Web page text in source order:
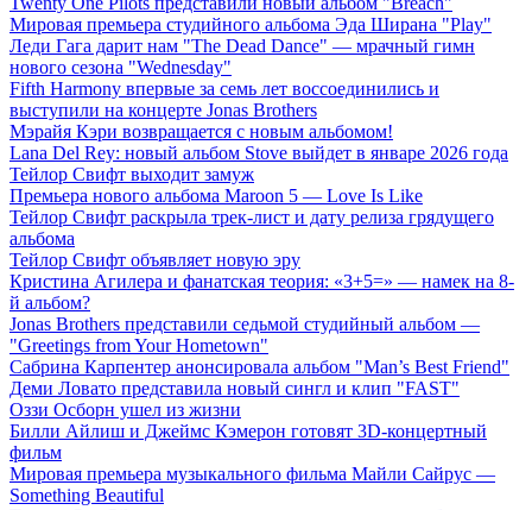
Мировая премьера студийного альбома Эда Ширана "Play"
Леди Гага дарит нам "The Dead Dance" — мрачный гимн
нового сезона "Wednesday"
Fifth Harmony впервые за семь лет воссоединились и
выступили на концерте Jonas Brothers
Мэрайя Кэри возвращается с новым альбомом!
Lana Del Rey: новый альбом Stove выйдет в январе 2026 года
Тейлор Свифт выходит замуж
Премьера нового альбома Maroon 5 — Love Is Like
Тейлор Свифт раскрыла трек-лист и дату релиза грядущего
альбома
Тейлор Свифт объявляет новую эру
Кристина Агилера и фанатская теория: «3+5=» — намек на 8-
й альбом?
Jonas Brothers представили седьмой студийный альбом —
"Greetings from Your Hometown"
Сабрина Карпентер анонсировала альбом "Man’s Best Friend"
Деми Ловато представила новый сингл и клип "FAST"
Оззи Осборн ушел из жизни
Билли Айлиш и Джеймс Кэмерон готовят 3D-концертный
фильм
Мировая премьера музыкального фильма Майли Сайрус —
Something Beautiful